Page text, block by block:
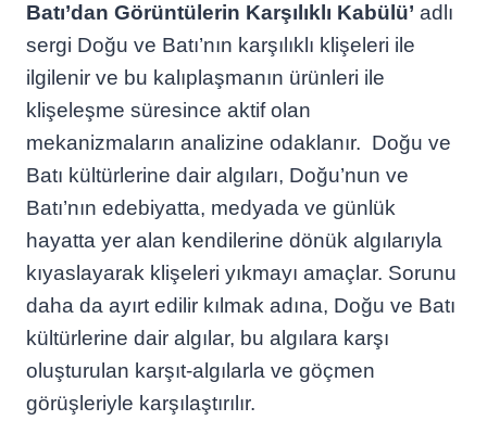
Batı’dan Görüntülerin Karşılıklı Kabülü’ adlı
sergi Doğu ve Batı’nın karşılıklı klişeleri ile
ilgilenir ve bu kalıplaşmanın ürünleri ile
klişeleşme süresince aktif olan
mekanizmaların analizine odaklanır. Doğu ve
Batı kültürlerine dair algıları, Doğu’nun ve
Batı’nın edebiyatta, medyada ve günlük
hayatta yer alan kendilerine dönük algılarıyla
kıyaslayarak klişeleri yıkmayı amaçlar. Sorunu
daha da ayırt edilir kılmak adına, Doğu ve Batı
kültürlerine dair algılar, bu algılara karşı
oluşturulan karşıt-algılarla ve göçmen
görüşleriyle karşılaştırılır.